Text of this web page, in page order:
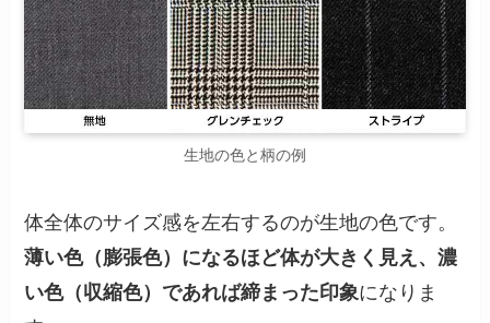
生地の色と柄の例
体全体のサイズ感を左右するのが生地の色です。
薄い色（膨張色）になるほど体が大きく見え、濃
い色（収縮色）であれば締まった印象になりま